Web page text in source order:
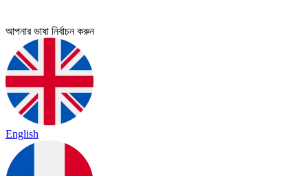
আপনার ভাষা নির্বাচন করুন
English